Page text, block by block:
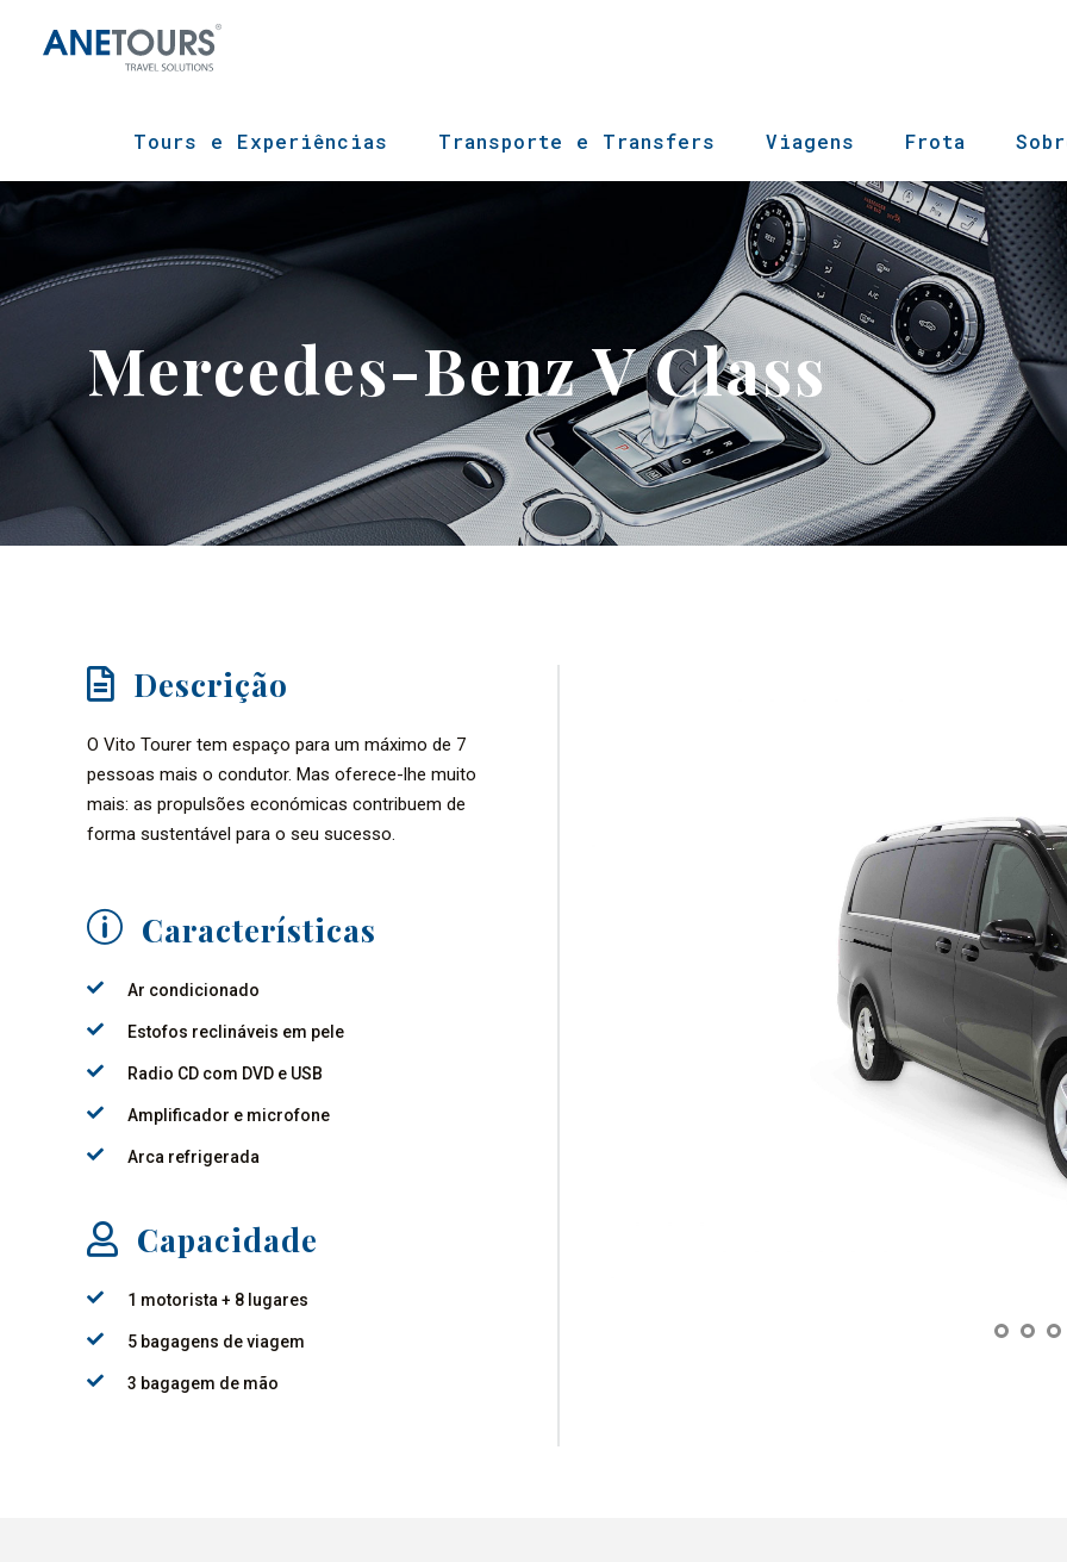
Tours e Experiências Transporte e Transfers Viagens Frota
Mercedes-Benz V Class
Descrição
O Vito Tourer tem espaço para um máximo de 7
pessoas mais o condutor. Mas oferece-lhe muito
mais: as propulsões económicas contribuem de
forma sustentável para o seu sucesso.
Características
Ar condicionado
Estofos reclináveis em pele
Radio CD com DVD e USB
Amplificador e microfone
Arca refrigerada
Capacidade
1 motorista + 8 lugares
5 bagagens de viagem
3 bagagem de mão